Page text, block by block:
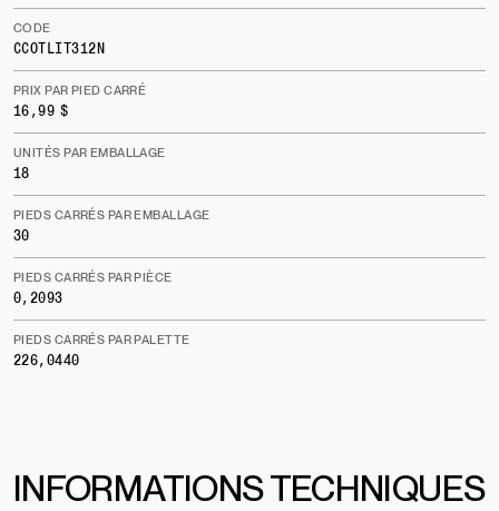
CODE
CCOTLIT312N
PRIX PAR PIED CARRÉ
16,99 $
UNITÉS PAR EMBALLAGE
18
PIEDS CARRÉS PAR EMBALLAGE
30
PIEDS CARRÉS PAR PIÈCE
0,2093
PIEDS CARRÉS PAR PALETTE
226,0440
INFORMATIONS TECHNIQUES